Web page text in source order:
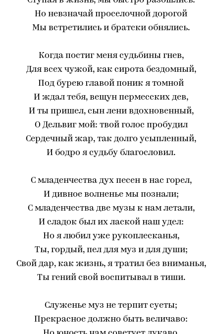
Но невзначай проселочной дорогой
Мы встретились и братски обнялись.
Когда постиг меня судьбины гнев,
Для всех чужой, как сирота бездомный,
Под бурею главой поник я томной
И ждал тебя, вещун пермесских дев,
И ты пришел, сын лени вдохновенный,
О Дельвиг мой: твой голос пробудил
Сердечный жар, так долго усыпленный,
И бодро я судьбу благословил.
С младенчества дух песен в нас горел,
И дивное волненье мы познали;
С младенчества две музы к нам летали,
И сладок был их лаской наш удел:
Но я любил уже рукоплесканья,
Ты, гордый, пел для муз и для души;
Свой дар, как жизнь, я тратил без вниманья,
Ты гений свой воспитывал в тиши.
Служенье муз не терпит суеты;
Прекрасное должно быть величаво: